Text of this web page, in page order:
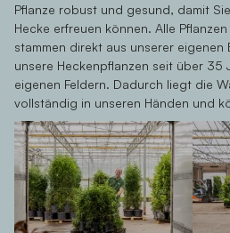
Pflanze robust und gesund, damit
Hecke erfreuen können. Alle
stammen direkt aus unserer eigenen
unsere Heckenpflanzen seit über 35
eigenen Feldern. Dadurch liegt die
vollständig in unseren Händen und